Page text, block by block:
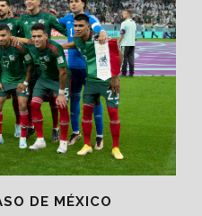
DE MÉXICO